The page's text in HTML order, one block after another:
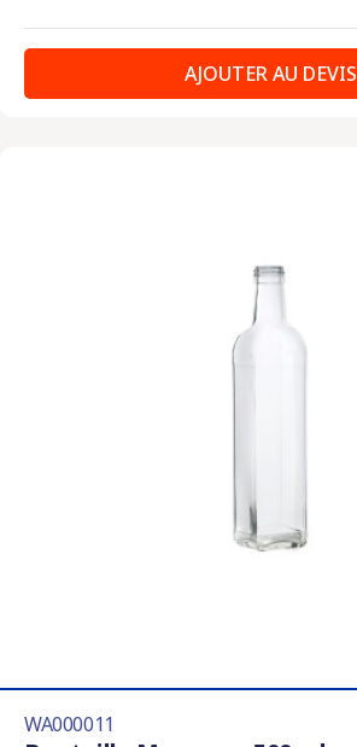
AJOUTER AU DEVIS
WA000011